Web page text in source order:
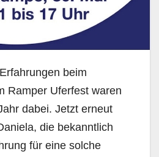
beim
Ramper Uferfest waren
dabei. Jetzt erneut
die bekanntlich
für eine solche